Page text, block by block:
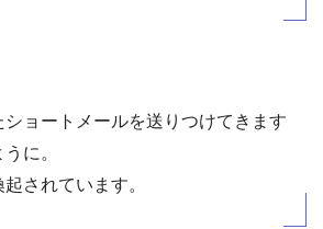
ョートメールを送りつけてきます
に。
されています。